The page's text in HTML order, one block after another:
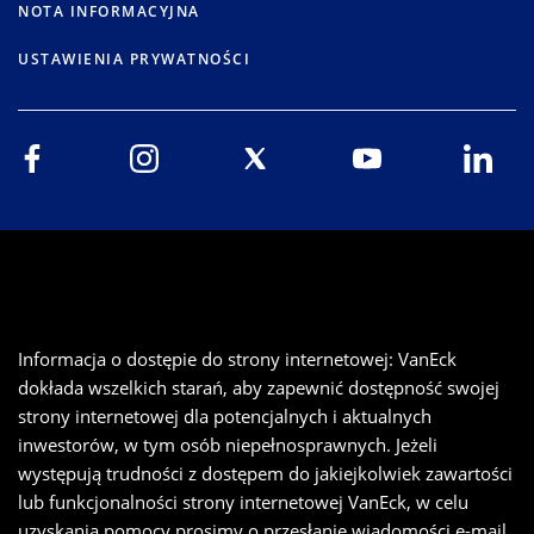
NOTA INFORMACYJNA
USTAWIENIA PRYWATNOŚCI
Informacja o dostępie do strony internetowej: VanEck
dokłada wszelkich starań, aby zapewnić dostępność swojej
strony internetowej dla potencjalnych i aktualnych
inwestorów, w tym osób niepełnosprawnych. Jeżeli
występują trudności z dostępem do jakiejkolwiek zawartości
lub funkcjonalności strony internetowej VanEck, w celu